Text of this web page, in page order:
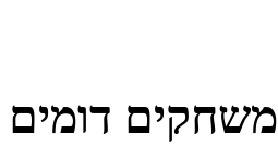
משחקים דומים